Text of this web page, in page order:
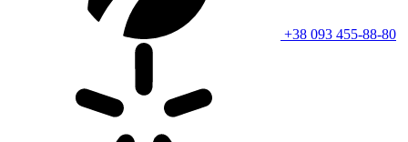
+38 093 455-88-80